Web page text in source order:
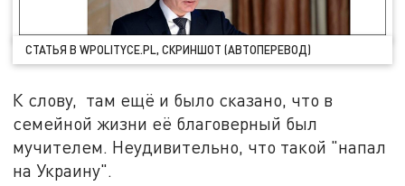
СТАТЬЯ В WPOLITYCE.PL, СКРИНШОТ (АВТОПЕРЕВОД)
К слову, там ещё и было сказано, что в
семейной жизни её благоверный был
мучителем. Неудивительно, что такой "напал
на Украину".